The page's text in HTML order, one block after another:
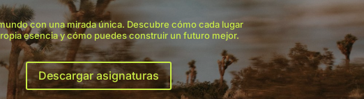
con una mirada única. Descubre cómo cada lugar
esencia y cómo puedes construir un futuro mejor.
Descargar asignaturas